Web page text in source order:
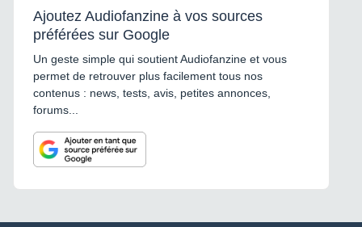
Ajoutez Audiofanzine à vos sources
préférées sur Google
Un geste simple qui soutient Audiofanzine et vous
permet de retrouver plus facilement tous nos
contenus : news, tests, avis, petites annonces,
forums...